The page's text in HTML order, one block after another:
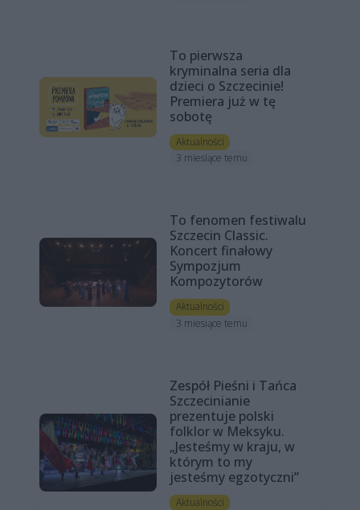
To pierwsza
kryminalna seria dla
dzieci o Szczecinie!
Premiera już w tę
sobotę
Aktualności
3 miesiące temu
To fenomen festiwalu
Szczecin Classic.
Koncert finałowy
Sympozjum
Kompozytorów
Aktualności
3 miesiące temu
Zespół Pieśni i Tańca
Szczecinianie
prezentuje polski
folklor w Meksyku.
„Jesteśmy w kraju, w
którym to my
jesteśmy egzotyczni”
Aktualności